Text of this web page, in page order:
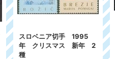
スロベニア切手 1995
年 クリスマス 新年 2
種